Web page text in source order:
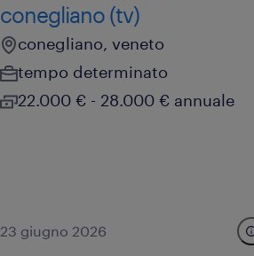
conegliano (tv)
conegliano, veneto
tempo determinato
22.000 € - 28.000 € annuale
23 giugno 2026